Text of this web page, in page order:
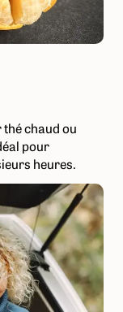
chaud ou
pour
heures.